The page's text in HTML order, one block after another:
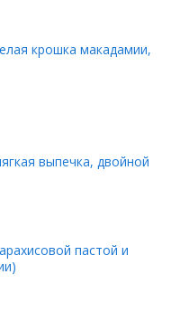
крошка макадамии,
выпечка, двойной
пастой и